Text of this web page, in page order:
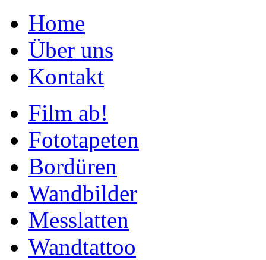
Home
Über uns
Kontakt
Film ab!
Fototapeten
Bordüren
Wandbilder
Messlatten
Wandtattoo